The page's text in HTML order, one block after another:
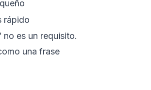
rápido
no es un requisito.
una frase